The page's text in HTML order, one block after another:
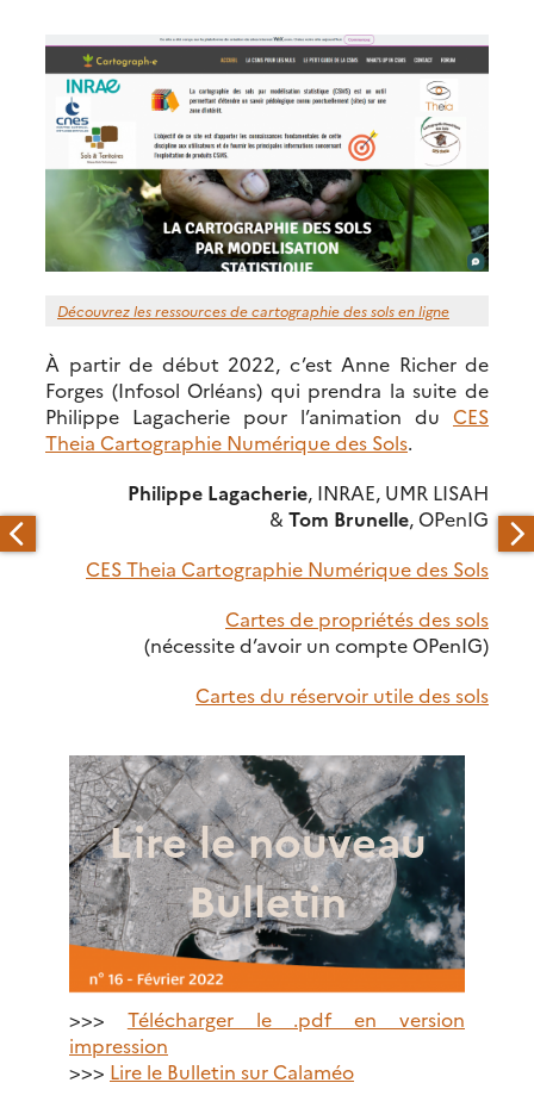
Découvrez les ressources de cartographie des sols en ligne
À partir de début 2022, c’est Anne Richer de
Forges (Infosol Orléans) qui prendra la suite de
Philippe Lagacherie pour l’animation du CES
Theia Cartographie Numérique des Sols.
Philippe Lagacherie, INRAE, UMR LISAH
& Tom Brunelle, OPenIG
CES Theia Cartographie Numérique des Sols
Cartes de propriétés des sols
(nécessite d’avoir un compte OPenIG)
Cartes du réservoir utile des sols
Lire le nouveau
Bulletin
>>> Télécharger le .pdf en version
impression
>>> Lire le Bulletin sur Calaméo